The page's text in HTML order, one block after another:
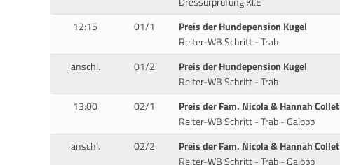
12:15 01/1
Preis der Hundepension Kugel
Reiter-WB Schritt - Trab
anschl. 01/2
Preis der Hundepension Kugel
Reiter-WB Schritt - Trab
13:00 02/1
Preis der Fam. Nicola & Hannah Collet
Reiter-WB Schritt - Trab - Galopp
anschl. 02/2
Preis der Fam. Nicola & Hannah Collet
Reiter-WB Schritt - Trab - Galopp